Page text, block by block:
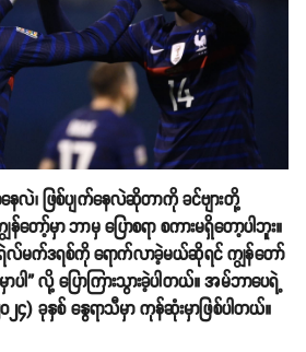
ေလဲ၊ ဖြစ်ပျက်နေလဲဆိုတာကို ခင်ဗျားတို့
တော့်မှာ ဘာမှ ပြောစရာ စကားမရှိတော့ပါဘူး။
လ်မက်ဒရစ်ကို ရောက်လာခဲ့မယ်ဆိုရင် ကျွန်တော်
ပါ” လို့ ပြောကြားသွားခဲ့ပါတယ်။ အမ်ဘာပေရဲ့
) ခုနှစ် နွေရာသီမှာ ကုန်ဆုံးမှာဖြစ်ပါတယ်။